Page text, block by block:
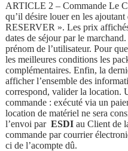
ARTICLE 2 – Commande Le
qu’il désire louer en les
RESERVER ». Les prix
dates de séjour par le
prénom de l’utilisateur. Pour
les meilleures conditions les
complémentaires. Enfin, la
afficher l’ensemble des
correspond, valider la location.
commande : exécuté via un
location de matériel ne sera
l’envoi par ESDIau Client de
commande par courrier
ci de l’acompte dû.